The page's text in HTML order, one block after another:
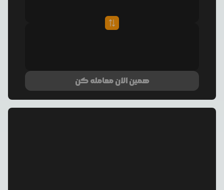
همین الان معامله کن